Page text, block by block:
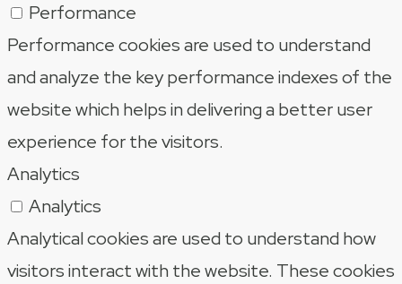
Performance
Performance cookies are used to understand
and analyze the key performance indexes of the
website which helps in delivering a better user
experience for the visitors.
Analytics
Analytics
Analytical cookies are used to understand how
visitors interact with the website. These cookies